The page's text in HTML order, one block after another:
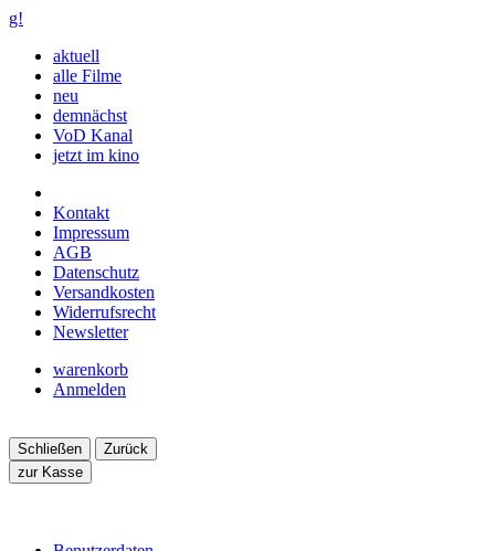
g!
aktuell
alle Filme
neu
demnächst
VoD Kanal
jetzt im kino
Kontakt
Impressum
AGB
Datenschutz
Versandkosten
Widerrufsrecht
Newsletter
warenkorb
Anmelden
Schließen
Zurück
zur Kasse